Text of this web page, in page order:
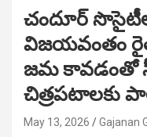
చందూర్
విజయవంతం
జమ కావడంతో
చిత్రపటాలకు
May 13, 2026 Gajanan